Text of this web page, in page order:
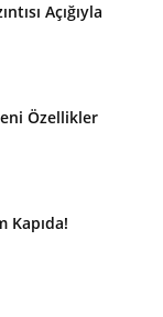
Açığıyla
Özellikler
Kapıda!